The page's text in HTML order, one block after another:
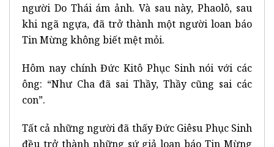
người Do Thái ám ảnh. Và sau này, Phaolô, sau
khi ngã ngựa, đã trở thành một người loan báo
Tin Mừng không biết mệt mỏi.
Hôm nay chính Đức Kitô Phục Sinh nói với các
ông: “Như Cha đã sai Thầy, Thầy cũng sai các
con”.
Tất cả những người đã thấy Đức Giêsu Phục Sinh
đều trở thành những sứ giả loan báo Tin Mừng